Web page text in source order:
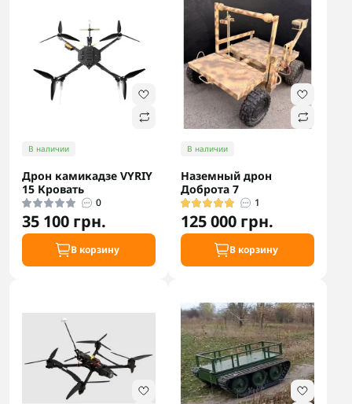
В наличии
Дрон камикадзе VYRIY
15 Кровать
0
35 100 грн.
В корзину
В наличии
Наземный дрон
Доброта 7
1
125 000 грн.
В корзину